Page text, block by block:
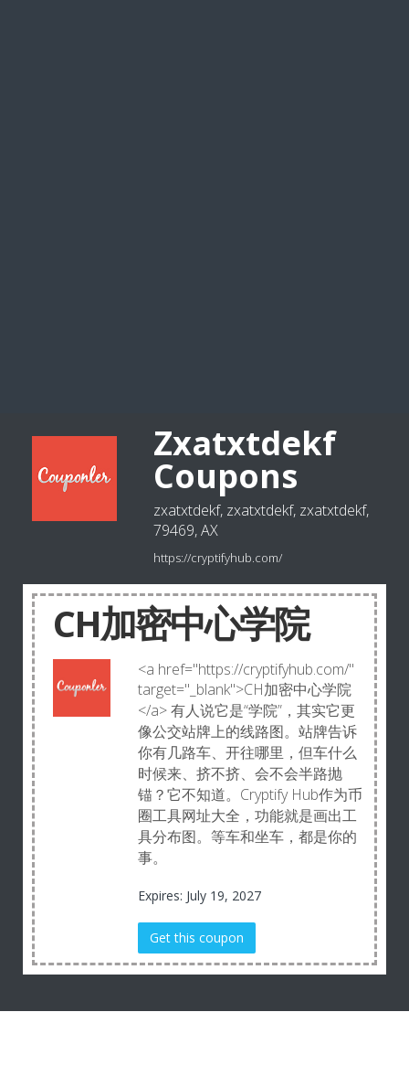
Zxatxtdekf
Coupons
zxatxtdekf, zxatxtdekf, zxatxtdekf,
79469, AX
https://cryptifyhub.com/
CH加密中心学院
<a href="https://cryptifyhub.com/"
target="_blank">CH加密中心学院
</a> 有人说它是“学院”，其实它更
像公交站牌上的线路图。站牌告诉
你有几路车、开往哪里，但车什么
时候来、挤不挤、会不会半路抛
锚？它不知道。Cryptify Hub作为币
圈工具网址大全，功能就是画出工
具分布图。等车和坐车，都是你的
事。
Expires: July 19, 2027
Get this coupon